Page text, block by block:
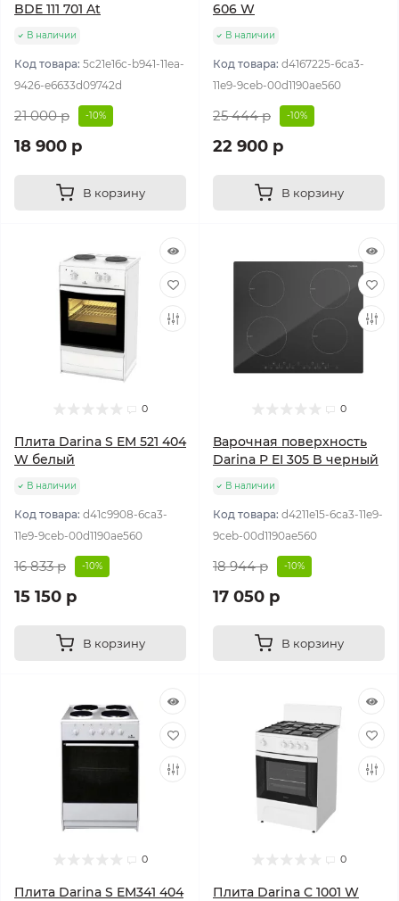
BDE 111 701 At
В наличии
Код товара: 5c21e16c-b941-11ea-
9426-e6633d09742d
21 000 р -10%
18 900 р
В корзину
606 W
В наличии
Код товара: d4167225-6ca3-
11e9-9ceb-00d1190ae560
25 444 р -10%
22 900 р
В корзину
0
Плита Darina S EM 521 404
W белый
В наличии
Код товара: d41c9908-6ca3-
11e9-9ceb-00d1190ae560
16 833 р -10%
15 150 р
В корзину
0
Варочная поверхность
Darina P EI 305 B черный
В наличии
Код товара: d4211e15-6ca3-11e9-
9ceb-00d1190ae560
18 944 р -10%
17 050 р
В корзину
0
Плита Darina S EM341 404
0
Плита Darina C 1001 W